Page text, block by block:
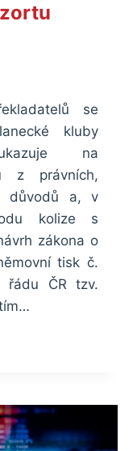
se
kluby
na
z právních,
důvodů a, v
kolize s
zákona o
tisk č.
řádu ČR tzv.